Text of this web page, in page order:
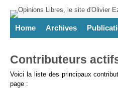
Home Archives
Contributeurs
Voici la liste des principaux
page :